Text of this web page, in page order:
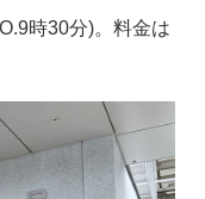
時30分)。料金は